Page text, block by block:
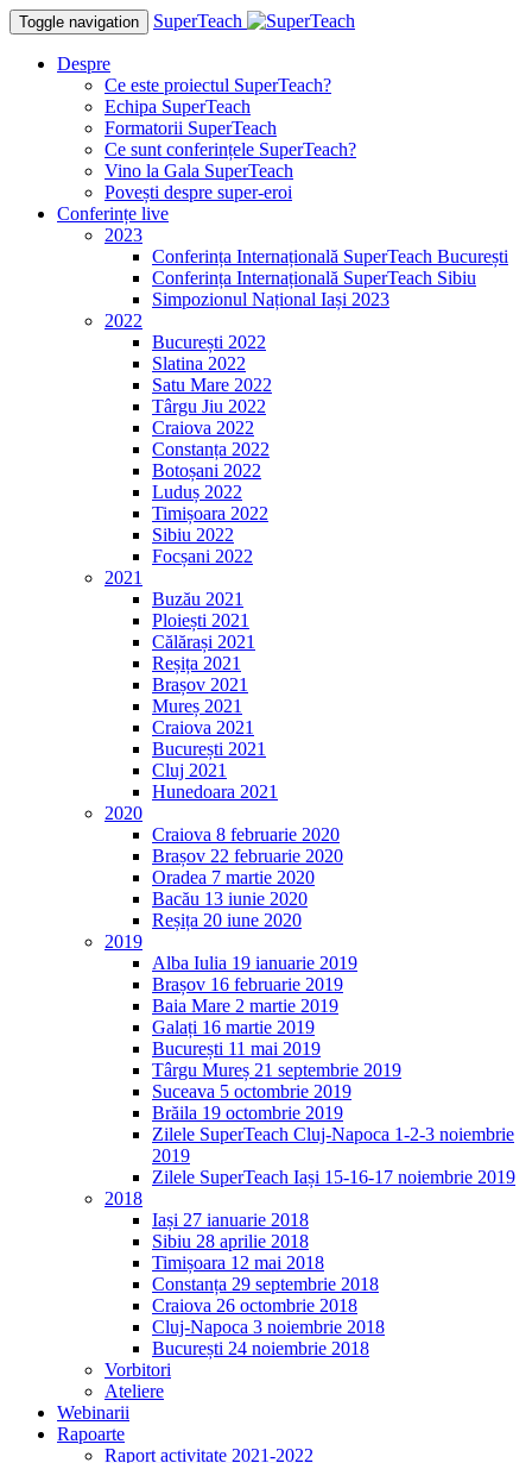
Toggle navigation SuperTeach
Despre
Ce este proiectul SuperTeach?
Echipa SuperTeach
Formatorii SuperTeach
Ce sunt conferințele SuperTeach?
Vino la Gala SuperTeach
Povești despre super-eroi
Conferințe live
2023
Conferința Internațională SuperTeach București
Conferința Internațională SuperTeach Sibiu
Simpozionul Național Iași 2023
2022
București 2022
Slatina 2022
Satu Mare 2022
Târgu Jiu 2022
Craiova 2022
Constanța 2022
Botoșani 2022
Luduș 2022
Timișoara 2022
Sibiu 2022
Focșani 2022
2021
Buzău 2021
Ploiești 2021
Călărași 2021
Reșița 2021
Brașov 2021
Mureș 2021
Craiova 2021
București 2021
Cluj 2021
Hunedoara 2021
2020
Craiova 8 februarie 2020
Brașov 22 februarie 2020
Oradea 7 martie 2020
Bacău 13 iunie 2020
Reșița 20 iune 2020
2019
Alba Iulia 19 ianuarie 2019
Brașov 16 februarie 2019
Baia Mare 2 martie 2019
Galați 16 martie 2019
București 11 mai 2019
Târgu Mureș 21 septembrie 2019
Suceava 5 octombrie 2019
Brăila 19 octombrie 2019
Zilele SuperTeach Cluj-Napoca 1-2-3 noiembrie
2019
Zilele SuperTeach Iași 15-16-17 noiembrie 2019
2018
Iași 27 ianuarie 2018
Sibiu 28 aprilie 2018
Timișoara 12 mai 2018
Constanța 29 septembrie 2018
Craiova 26 octombrie 2018
Cluj-Napoca 3 noiembrie 2018
București 24 noiembrie 2018
Vorbitori
Ateliere
Webinarii
Rapoarte
Raport activitate 2021-2022